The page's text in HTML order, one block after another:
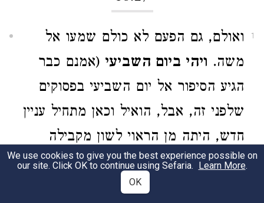
1
ואולם, גם הפעם לא כולם שמעו אל
משה. ויהי ביום השביעי (אמנם כבר
הגיע הסיפור אל יום השביעי בפסוקים
שלפני זה, אבל, הואיל וכאן מתחיל עניין
חדש, היתה מן הראוי לשון מקבילה
להתחלת העניין הקודם. ויהי ביום
שבפס' כ"ב)יצאו אנשים
We use cookies to give you the best experience possible on
our site. Click OK to continue using Sefaria. Learn More.
OK